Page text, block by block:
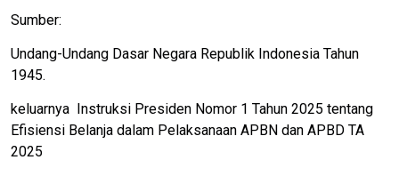
Sumber:
Undang-Undang Dasar Negara Republik Indonesia Tahun
1945.
keluarnya Instruksi Presiden Nomor 1 Tahun 2025 tentang
Efisiensi Belanja dalam Pelaksanaan APBN dan APBD TA
2025